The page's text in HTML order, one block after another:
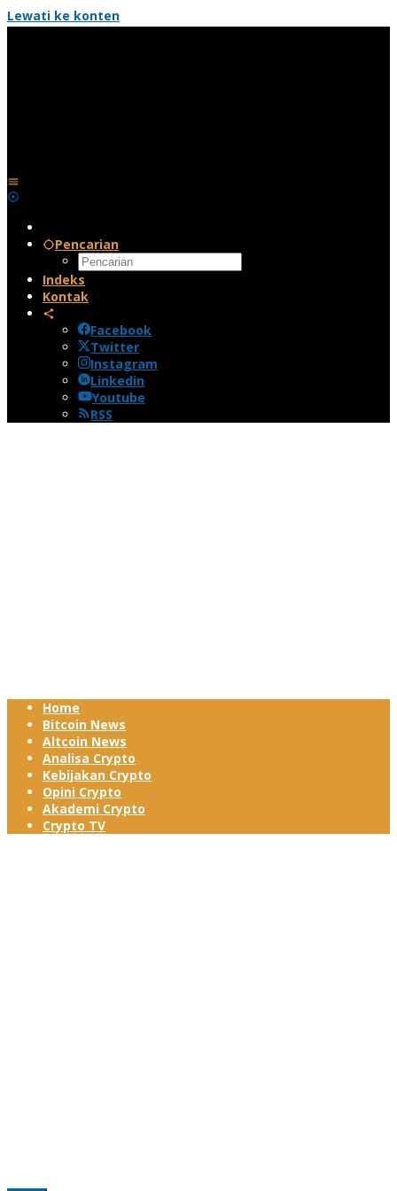
Lewati ke konten
Pencarian
Indeks
Kontak
Facebook
Twitter
Instagram
Linkedin
Youtube
RSS
Home
Bitcoin News
Altcoin News
Analisa Crypto
Kebijakan Crypto
Opini Crypto
Akademi Crypto
Crypto TV